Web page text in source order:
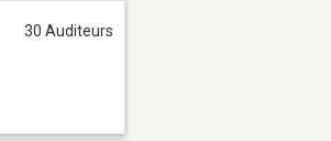
30 Auditeurs